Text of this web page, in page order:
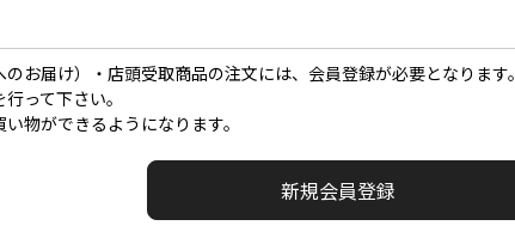
お届け）・店頭受取商品の注文には、会員登録が必要となります。
って下さい。
物ができるようになります。